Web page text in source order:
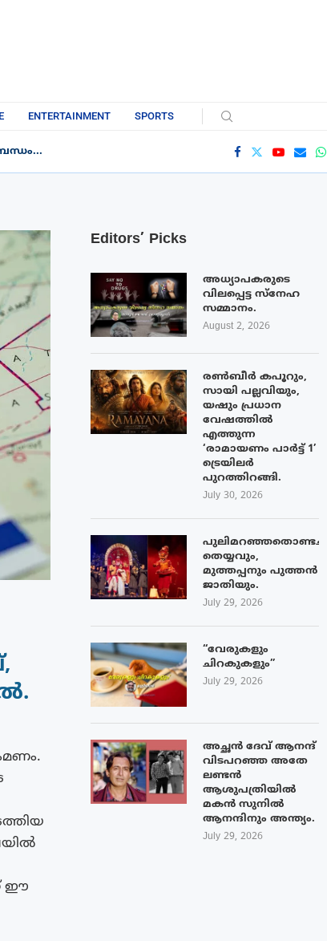
ENTERTAINMENT SPORTS
ഈ
Editors’ Picks
അധ്യാപകരുടെ
വിലപ്പെട്ട സ്നേഹ
സമ്മാനം.
August 2, 2026
രൺബീർ കപൂറും,
സായി പല്ലവിയും,
യഷും പ്രധാന
വേഷത്തിൽ
എത്തുന്ന
‘രാമായണം പാർട്ട് 1’
ട്രെയിലർ
പുറത്തിറങ്ങി.
July 30, 2026
തെയ്യവും,
മുത്തപ്പനും പുത്തൻ
ജാതിയും.
July 29, 2026
“വേരുകളും
ചിറകുകളും”
July 29, 2026
അച്ഛൻ ദേവ് ആനന്ദ്
വിടപറഞ്ഞ അതേ
ലണ്ടൻ
ആശുപത്രിയിൽ
മകൻ സുനിൽ
ആനന്ദിനും അന്ത്യം.
July 29, 2026